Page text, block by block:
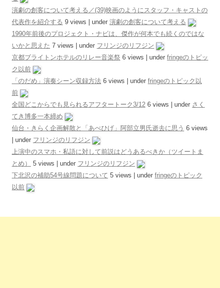
演劇の創客について考える／(39)映画のようにスタッフ・キャストの
代表作を紹介する 9 views under 演劇の創客について考える
1990年前後のプロジェクト・ナビは、傑作が何本でも続くのではな
いかと思えた 7 views under フリンジのリフジン
京都ブライトンホテルのリレー音楽祭 6 views under fringeのトピッ
ク以前
「のだめ」演奏シーン収録方法 6 views under fringeのトピック以
前
全国どこからでも見られるアフタートーク3/12 6 views under さく
てき博多一本締め
仙台・きらく企画解散と「あべひげ」阿部立男氏逝去に思う 6 views
under フリンジのリフジン
上演中のスマホ・私語に対して前説はどうあるべきか（ツイートま
とめ）
5 views under フリンジのリフジン
下北沢の補助54号線問題について 5 views under fringeのトピック
以前